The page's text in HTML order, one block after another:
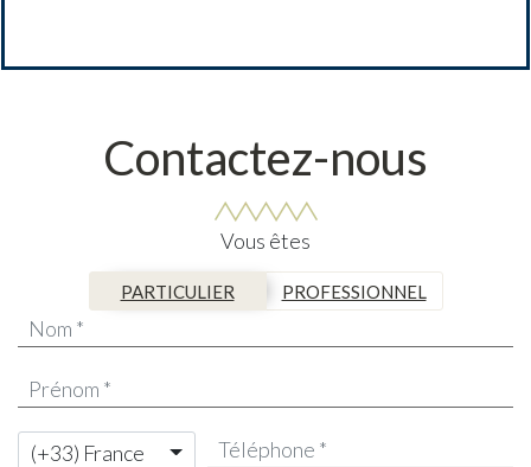
Contactez-nous
Vous êtes
PARTICULIER PROFESSIONNEL
(+33) France